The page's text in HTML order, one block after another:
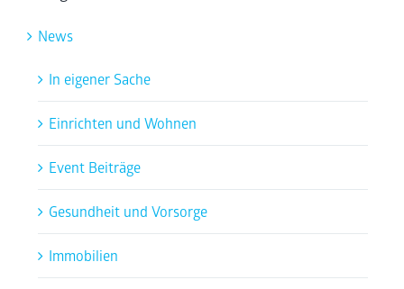
News
In eigener Sache
Einrichten und Wohnen
Event Beiträge
Gesundheit und Vorsorge
Immobilien